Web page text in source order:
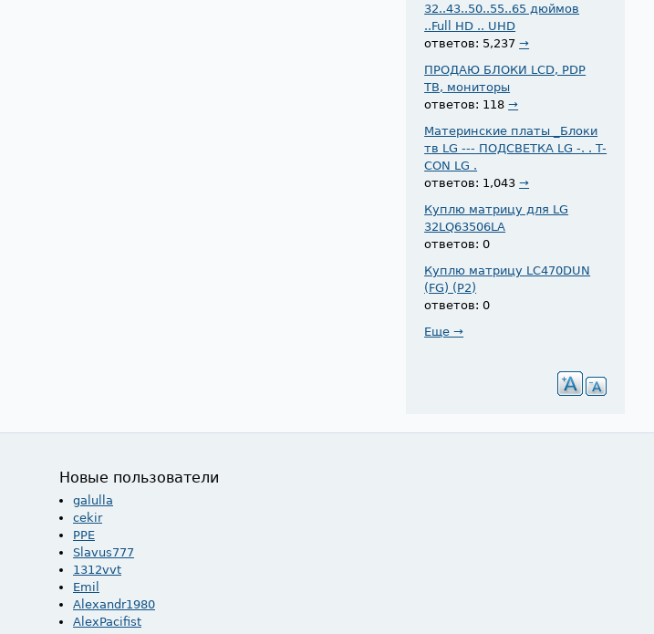
32..43..50..55..65 дюймов
..Full HD .. UHD
ответов: 5,237→
ПРОДАЮ БЛОКИ LCD, PDP
ТВ, мониторы
ответов: 118→
Материнские платы _Блоки
тв LG --- ПОДСВЕТКА LG -. . T-
CON LG .
ответов: 1,043→
Куплю матрицу для LG
32LQ63506LA
ответов: 0
Куплю матрицу LC470DUN
(FG) (P2)
ответов: 0
Еще →
Новые пользователи
galulla
cekir
PPE
Slavus777
1312vvt
Emil
Alexandr1980
AlexPacifist